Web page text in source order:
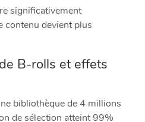
significativement
contenu devient plus
B-rolls et effets
bibliothèque de 4 millions
de sélection atteint 99%